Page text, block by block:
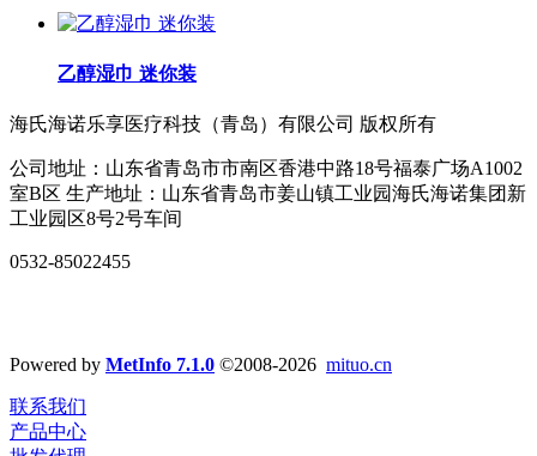
乙醇湿巾 迷你装
海氏海诺乐享医疗科技（青岛）有限公司 版权所有
公司地址：山东省青岛市市南区香港中路18号福泰广场A1002
室B区 生产地址：山东省青岛市姜山镇工业园海氏海诺集团新
工业园区8号2号车间
0532-85022455
Powered by MetInfo 7.1.0 ©2008-2026 mituo.cn
联系我们
产品中心